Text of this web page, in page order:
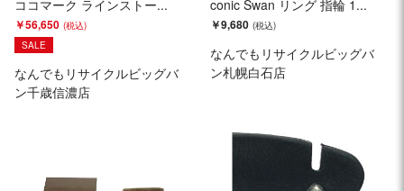
ココマーク ラインストー...
￥56,650
SALE
なんでもリサイクルビッグバ
ン千歳信濃店
conic Swan リング 指輪 1...
￥9,680
なんでもリサイクルビッグバ
ン札幌白石店